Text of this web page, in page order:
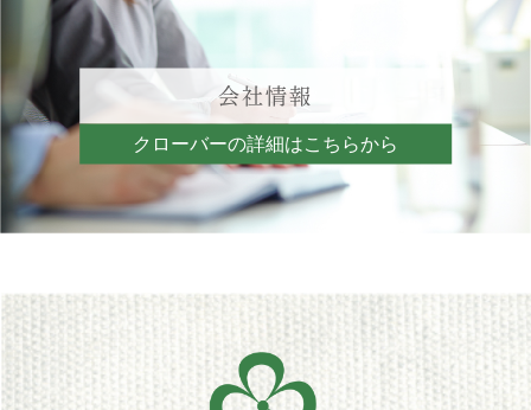
会社情報
クローバーの詳細はこちらから